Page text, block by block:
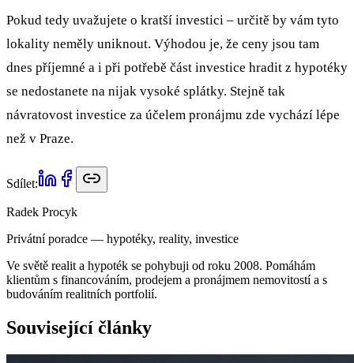
Pokud tedy uvažujete o kratší investici – určitě by vám tyto
lokality neměly uniknout. Výhodou je, že ceny jsou tam
dnes příjemné a i při potřebě část investice hradit z hypotéky
se nedostanete na nijak vysoké splátky. Stejně tak
návratovost investice za účelem pronájmu zde vychází lépe
než v Praze.
Sdílet:
Radek Procyk
Privátní poradce — hypotéky, reality, investice
Ve světě realit a hypoték se pohybuji od roku 2008. Pomáhám
klientům s financováním, prodejem a pronájmem nemovitostí a s
budováním realitních portfolií.
Související články